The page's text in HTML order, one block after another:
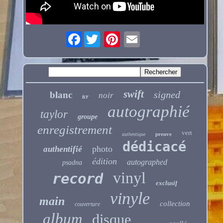
Facebook
blanc tcr noir swift signed
taylor groupe autographié
enregistrement authentique preuve vert
authentifié photo dédicacé
psadna édition autographed
record vinyl exclusif
main couverture vinyle collection
album disque